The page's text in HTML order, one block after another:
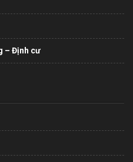
– Định cư